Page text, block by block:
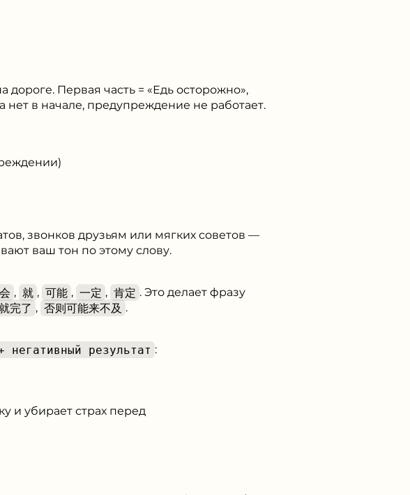
Первая часть = «Едь осторожно»,
нет в начале, предупреждение не работает.
звонков друзьям или мягких советов —
ваш тон по этому слову.
会 , 就 , 可能 , 一定 , 肯定 . Это делает фразу
完了 , 否则可能来不及 .
негативный результат :
и убирает страх перед